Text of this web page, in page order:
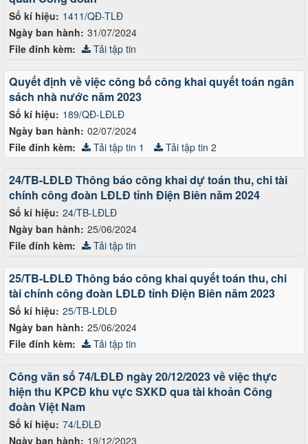
Số kí hiệu: 1411/QĐ-TLĐ
Ngày ban hành: 31/07/2024
File đính kèm: Tải tập tin
Số kí hiệu: 189/QĐ-LĐLĐ
Ngày ban hành: 02/07/2024
Quyết định về việc công bố công khai quyết toán ngân
sách nhà nước năm 2023
File đính kèm: Tải tập tin 1 Tải tập tin 2
Số kí hiệu: 24/TB-LĐLĐ
Ngày ban hành: 25/06/2024
24/TB-LĐLĐ Thông báo công khai dự toán thu, chi tài
chính công đoàn LĐLĐ tỉnh Điện Biên năm 2024
File đính kèm: Tải tập tin
Số kí hiệu: 25/TB-LĐLĐ
Ngày ban hành: 25/06/2024
25/TB-LĐLĐ Thông báo công khai quyết toán thu, chi
tài chính công đoàn LĐLĐ tỉnh Điện Biên năm 2023
File đính kèm: Tải tập tin
Số kí hiệu: 74/LĐLĐ
Ngày ban hành: 19/12/2023
Công văn số 74/LĐLĐ ngày 20/12/2023 về việc thực
hiện thu KPCĐ khu vực SXKD qua tài khoản Công
đoàn Việt Nam